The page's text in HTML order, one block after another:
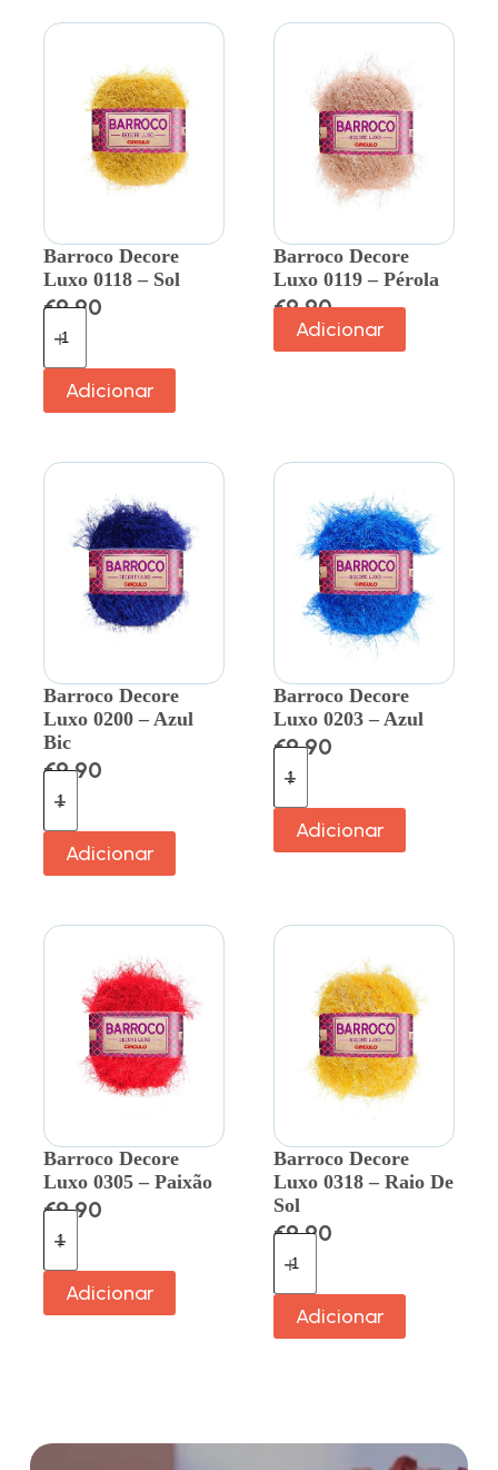
Barroco Decore
Luxo 0118 – Sol
€9.90
Adicionar
Barroco Decore
Luxo 0119 – Pérola
€9.90
Adicionar
Barroco Decore
Luxo 0200 – Azul
Bic
€9.90
Adicionar
Barroco Decore
Luxo 0203 – Azul
€9.90
Adicionar
Barroco Decore
Luxo 0305 – Paixão
€9.90
Adicionar
Barroco Decore
Luxo 0318 – Raio De
Sol
€9.90
Adicionar